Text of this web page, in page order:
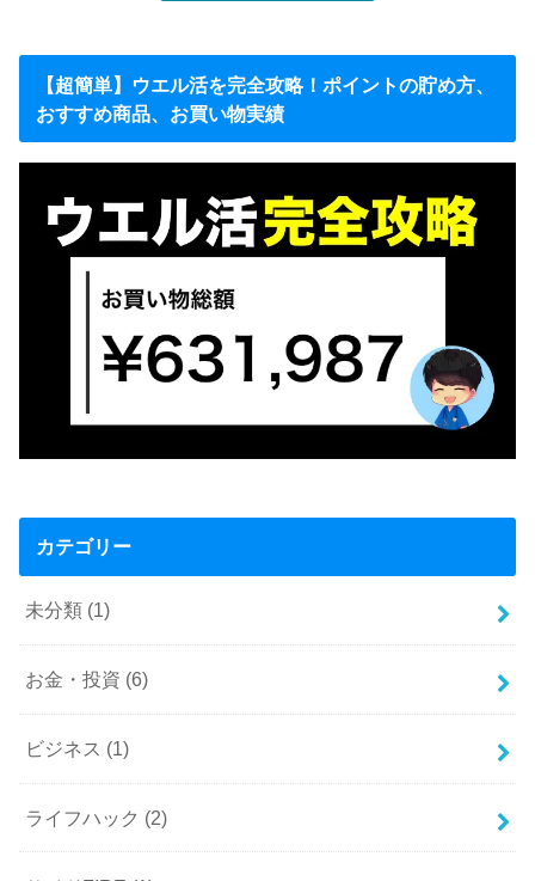
【超簡単】ウエル活を完全攻略！ポイントの貯め方、
おすすめ商品、お買い物実績
カテゴリー
未分類 (1)
お金・投資 (6)
ビジネス (1)
ライフハック (2)